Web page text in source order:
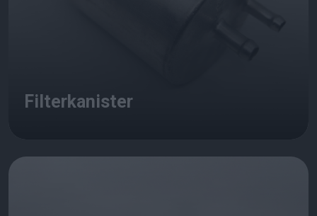
Filterkanister